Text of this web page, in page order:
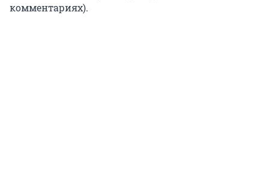
комментариях).